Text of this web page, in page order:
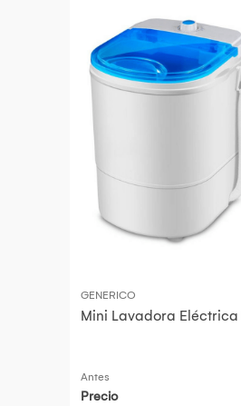
GENERICO
Mini Lavadora Eléctrica
Antes
Precio